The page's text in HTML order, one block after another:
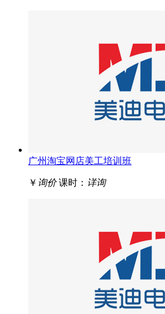
广州淘宝网店美工培训班
￥ 询价 课时： 详询